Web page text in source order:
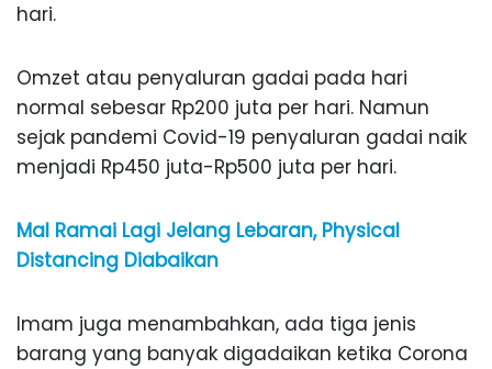
hari.
Omzet atau penyaluran gadai pada hari
normal sebesar Rp200 juta per hari. Namun
sejak pandemi Covid-19 penyaluran gadai naik
menjadi Rp450 juta-Rp500 juta per hari.
Mal Ramai Lagi Jelang Lebaran, Physical
Distancing Diabaikan
Imam juga menambahkan, ada tiga jenis
barang yang banyak digadaikan ketika Corona